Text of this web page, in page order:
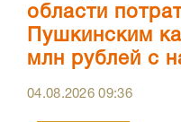
области
Пушкинским
млн рублей с
04.08.202609:36